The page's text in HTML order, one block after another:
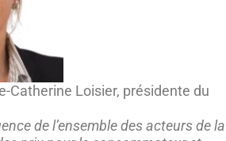
Catherine Loisier, présidente du
de l’ensemble des acteurs de la